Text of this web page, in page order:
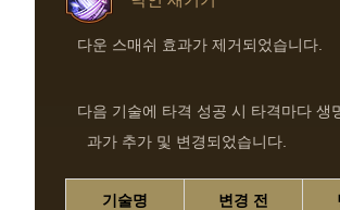
다운 스매쉬 효과가 제거되었습니다.
다음 기술에 타격 성공 시 타격마다 생
과가 추가 및 변경되었습니다.
기술명 변경 전